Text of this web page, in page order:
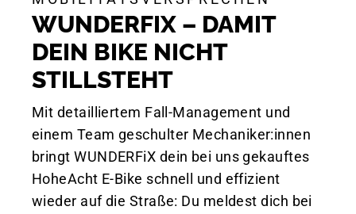
WUNDERFIX – DAMIT
DEIN BIKE NICHT
STILLSTEHT
Mit detailliertem Fall-Management und
einem Team geschulter Mechaniker:innen
bringt WUNDERFiX dein bei uns gekauftes
HoheAcht E-Bike schnell und effizient
wieder auf die Straße: Du meldest dich bei